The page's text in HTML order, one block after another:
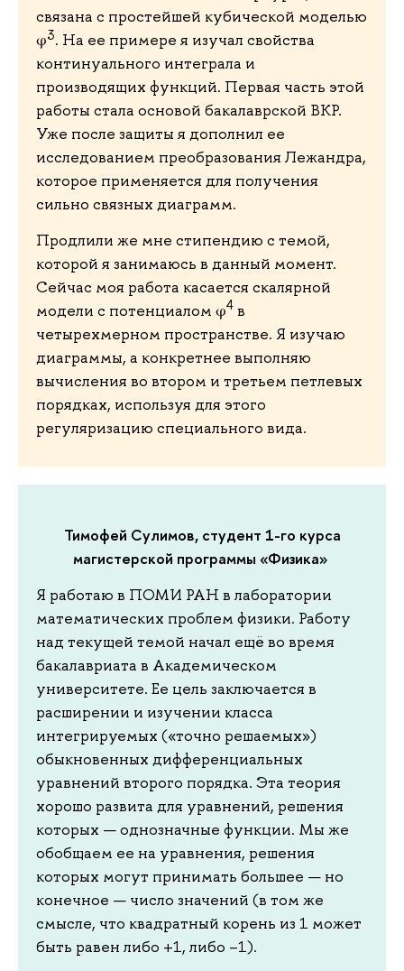
связана с простейшей кубической моделью
φ3. На ее примере я изучал свойства
континуального интеграла и
производящих функций. Первая часть этой
работы стала основой бакалаврской ВКР.
Уже после защиты я дополнил ее
исследованием преобразования Лежандра,
которое применяется для получения
сильно связных диаграмм.
Продлили же мне стипендию с темой,
которой я занимаюсь в данный момент.
Сейчас моя работа касается скалярной
модели с потенциалом φ4 в
четырехмерном пространстве. Я изучаю
диаграммы, а конкретнее выполняю
вычисления во втором и третьем петлевых
порядках, используя для этого
регуляризацию специального вида.
Тимофей Сулимов, студент 1-го курса
магистерской программы «Физика»
Я работаю в ПОМИ РАН в лаборатории
математических проблем физики. Работу
над текущей темой начал ещё во время
бакалавриата в Академическом
университете. Ее цель заключается в
расширении и изучении класса
интегрируемых («точно решаемых»)
обыкновенных дифференциальных
уравнений второго порядка. Эта теория
хорошо развита для уравнений, решения
которых — однозначные функции. Мы же
обобщаем ее на уравнения, решения
которых могут принимать большее — но
конечное — число значений (в том же
смысле, что квадратный корень из 1 может
быть равен либо +1, либо –1).